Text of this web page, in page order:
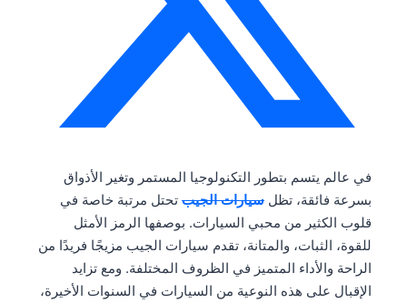
في عالم يتسم بتطور التكنولوجيا المستمر وتغير الأذواق
بسرعة فائقة، تظل سيارات الجيب تحتل مرتبة خاصة في
قلوب الكثير من محبي السيارات. بوصفها الرمز الأمثل
للقوة، الثبات، والمتانة، تقدم سيارات الجيب مزيجًا فريدًا من
الراحة والأداء المتميز في الظروف المختلفة. ومع تزايد
الإقبال على هذه النوعية من السيارات في السنوات الأخيرة،